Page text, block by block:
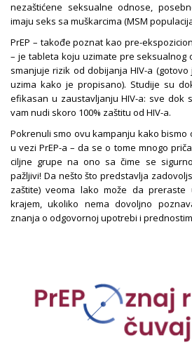
nezaštićene seksualne odnose,
imaju seks sa muškarcima (MSM
PrEP – takođe poznat kao pre-
– je tableta koju uzimate pre seksualnog
smanjuje rizik od dobijanja HIV-a
uzima kako je propisano). Studije su
efikasan u zaustavljanju HIV-a: sve dok
vam nudi skoro 100% zaštitu od HIV-a.
Pokrenuli smo ovu kampanju kako bismo
u vezi PrEP-a – da se o tome mnogo
ciljne grupe na ono sa čime se
pažljivi! Da nešto što predstavlja
zaštite) veoma lako može da preraste
krajem, ukoliko nema dovoljno
znanja o odgovornoj upotrebi i